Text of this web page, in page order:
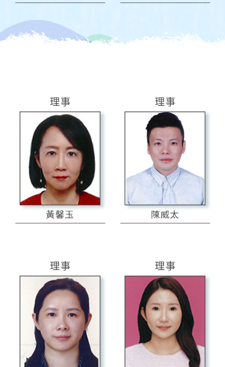
理事
黃馨玉
理事
陳威太
理事 理事